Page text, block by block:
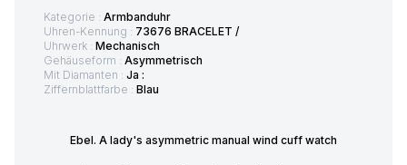
Kategorie : Armbanduhr
Uhren-Kennung : 73676 BRACELET /
Uhrwerk : Mechanisch
Gehäuseform : Asymmetrisch
Mit Diamanten : Ja :
Ziffernblattfarbe : Blau
Ebel. A lady's asymmetric manual wind cuff watch